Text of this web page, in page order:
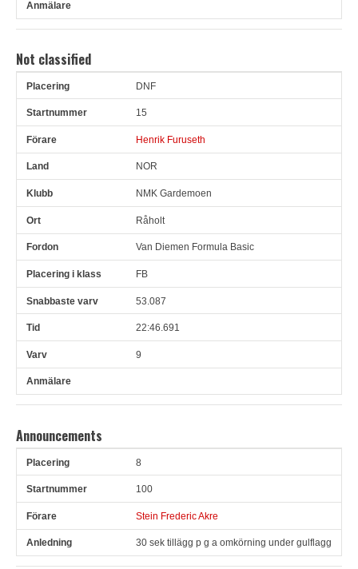
Not classified
Pl Snr Land
DNF
15
Henrik Furuseth
NOR
NMK Gardemoen
Råholt
Van Diemen Formula Basic
FB
53.087
22:46.691
9
Announcements
Pl Snr 8
100
Stein Frederic Akre
30 sek tillägg p g a omkörning under gulflagg